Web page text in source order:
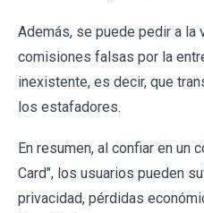
Además, se puede pedir a la
comisiones falsas por la
inexistente, es decir, que
los estafadores.
En resumen, al confiar en un
Card", los usuarios pueden
privacidad, pérdidas